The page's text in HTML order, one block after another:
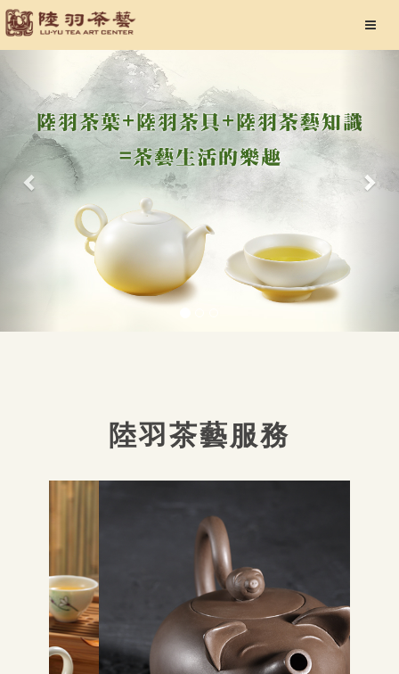
陸羽茶藝服務
紫砂茶具